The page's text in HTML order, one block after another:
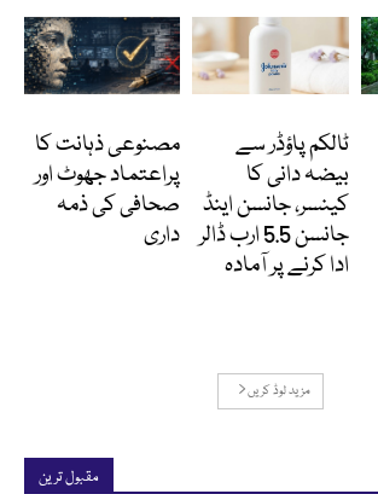
ٹالکم پاؤڈر سے
بیضہ دانی کا
کینسر، جانسن اینڈ
جانسن 5.5 ارب ڈالر
ادا کرنے پر آمادہ
مصنوعی ذہانت کا
پراعتماد جھوٹ اور
صحافی کی ذمہ
داری
مزید لوڈ کریں
مقبول ترین